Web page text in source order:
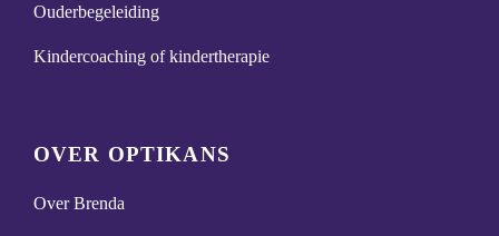
Ouderbegeleiding
Kindercoaching of kindertherapie
OVER OPTIKANS
Over Brenda